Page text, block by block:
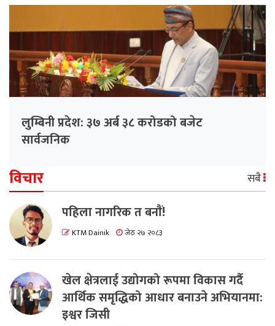
लुम्बिनी प्रदेश: ३७ अर्ब ३८ करोडको बजेट
सार्वजनिक
विचार सबै
पहिला नागरिक त बनाैं!
KTM Dainik जेठ २७ २०८३
खेल क्षेत्रलाई उद्योगको रूपमा विकास गर्दै
आर्थिक समृद्धिको आधार बनाउने अभियानमा:
इश्वर जिसी